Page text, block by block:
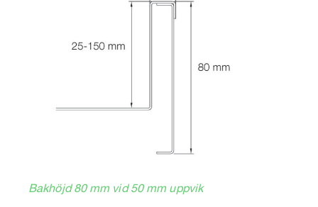
Bakhöjd 80 mm vid 50 mm uppvik